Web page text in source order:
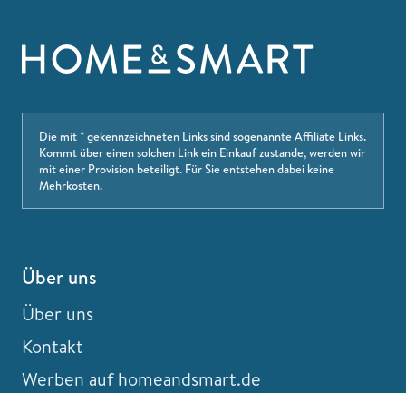
Die mit * gekennzeichneten Links sind sogenannte Affiliate Links.
Kommt über einen solchen Link ein Einkauf zustande, werden wir
mit einer Provision beteiligt. Für Sie entstehen dabei keine
Mehrkosten.
Über uns
Über uns
Kontakt
Werben auf homeandsmart.de